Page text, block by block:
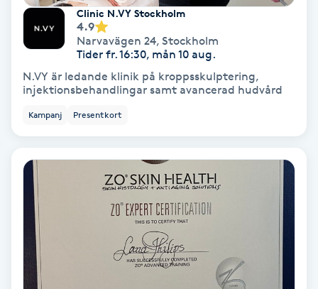
Nagelvård
Naglar borttagning
Naglar reparation
Naprapati
Navelpiercing
NBE-massage
Ny frisyr
Clinic N.VY Stockholm
4.9
Narvavägen 24, Stockholm
Tider fr. 16:30, mån 10 aug.
N.VY är ledande klinik på kroppsskulptering,
injektionsbehandlingar samt avancerad hudvård
Kampanj Presentkort